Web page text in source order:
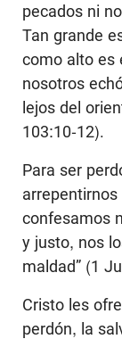
pecados ni
Tan grande
como alto es
nosotros
lejos del
103:10-12).
Para ser
arrepentirnos
confesamos
y justo, nos
maldad” (1
Cristo les
perdón, la